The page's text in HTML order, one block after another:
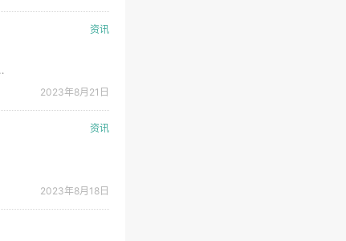
资讯
2023年8月21日
资讯
2023年8月18日